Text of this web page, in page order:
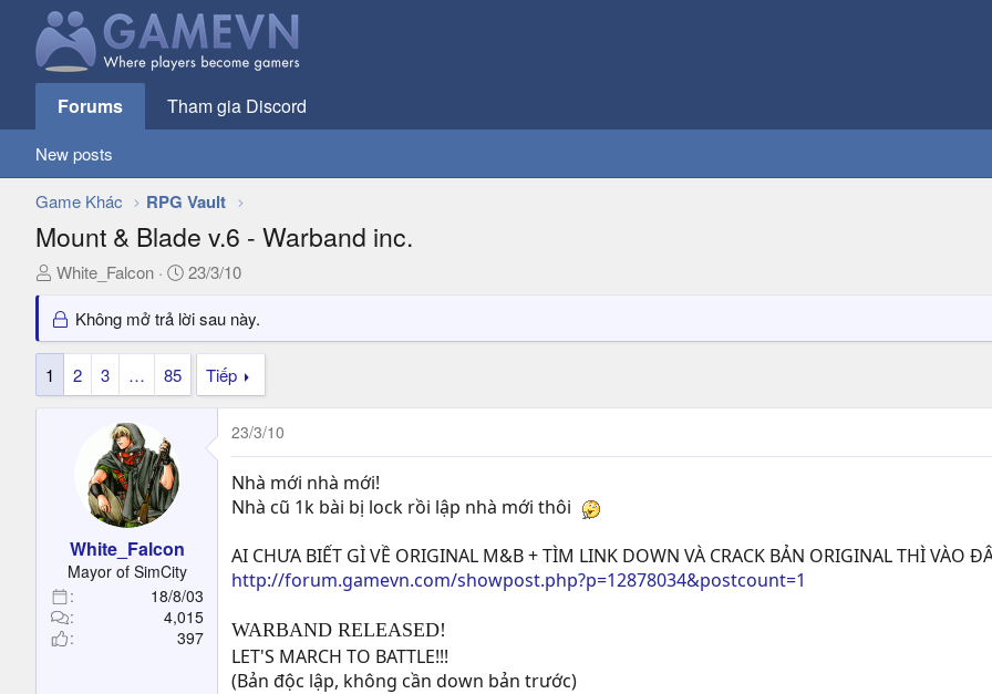
Forums Tham gia Discord
New posts
Game Khác RPG Vault
Mount & Blade v.6 - Warband inc.
T
r
e
White_Falcon
N
à
y
23/3/10
Không mở trả lời sau này.
1 2 3 … 85 Tiếp
White_Falcon
Mayor of SimCity
18/8/03
4,015
397
23/3/10
Nhà mới nhà mới!
Nhà cũ 1k bài bị lock rồi lập nhà mới thôi
AI CHƯA BIẾT GÌ VỀ ORIGINAL M&B + TÌM LINK DOWN VÀ CRACK BẢN ORIGINAL THÌ VÀO
http://forum.gamevn.com/showpost.php?p=12878034&postcount=1
WARBAND RELEASED!
LET'S MARCH TO BATTLE!!!
(Bản độc lập, không cần down bản trước)